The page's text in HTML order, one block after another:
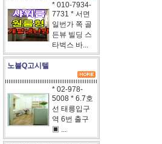
* 010-7934-
7731 * 서면
일번가 쪽 골
든뷰 빌딩 스
타벅스 바...
노블Q고시텔
* 02-978-
5008 * 6.7호
선 태릉입구
역 6번 출구
▣ ...